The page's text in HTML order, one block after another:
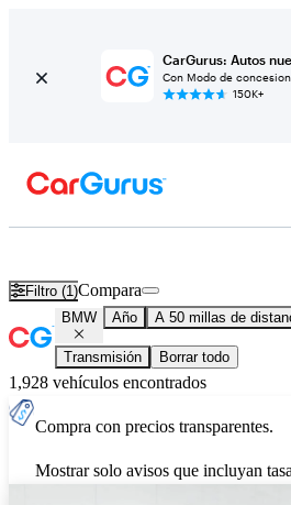
CarGurus: Autos
Con Modo de
150K+
Filtro (1)Compara
BMW Año A 50 millas de
Transmisión Borrar todo
1,928 vehículos encontrados
Compra con precios transparentes.
Mostrar solo avisos que incluyan